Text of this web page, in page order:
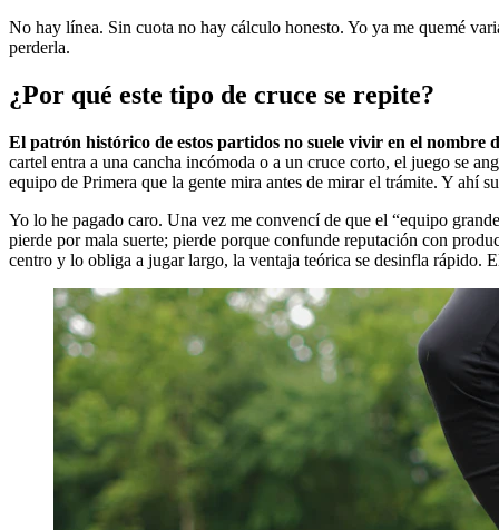
No hay línea. Sin cuota no hay cálculo honesto. Yo ya me quemé
perderla.
¿Por qué este tipo de cruce se repite?
El patrón histórico de estos partidos no suele vivir en el nombre
cartel entra a una cancha incómoda o a un cruce corto, el juego se
equipo de Primera que la gente mira antes de mirar el trámite. Y ahí
Yo lo he pagado caro. Una vez me convencí de que el “equipo
pierde por mala suerte; pierde porque confunde reputación con
centro y lo obliga a jugar largo, la ventaja teórica se desinfla rápido.